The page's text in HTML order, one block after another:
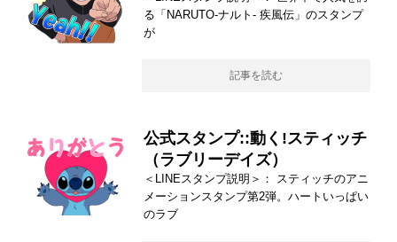
る「NARUTO-ナルト- 疾風伝」のスタンプ
が
記事を読む
公式スタンプ::動く!スティッチ
（ラブリーデイズ）
＜LINEスタンプ説明＞： スティッチのアニ
メーションスタンプ第2弾。ハートいっぱい
のラブ